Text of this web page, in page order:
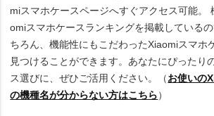
miスマホケースページへすぐアクセス可能。
omiスマホケースランキングを掲載している
ちろん、機能性にもこだわったXiaomiスマホ
見つけることができます。あなたにぴったり
ス選びに、ぜひご活用ください。（お使いの
の機種名が分からない方はこちら）